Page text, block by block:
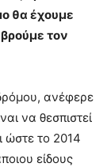
θα έχουμε
τον
ανέφερε
να θεσπιστεί
ώστε το 2014
είδους